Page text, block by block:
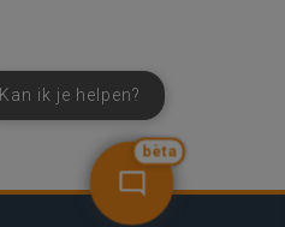
bèta
Kan ik je helpen?